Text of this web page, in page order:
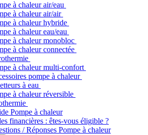
à chaleur air/eau
à chaleur air/air
à chaleur hybride
à chaleur​ eau/eau
à chaleur monobloc
à chaleur connectée
à chaleur multi-confort
pompe à chaleur
à eau
à chaleur réversible
Pompe à chaleur
financières : êtes-vous éligible ?
/ Réponses Pompe à chaleur